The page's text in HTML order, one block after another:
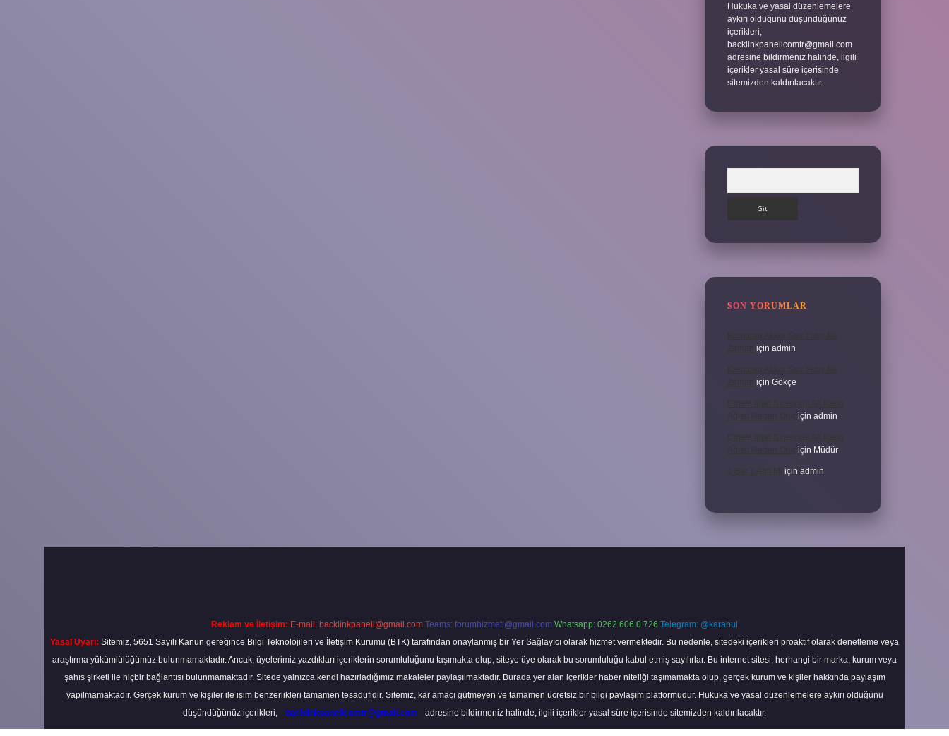
Hukuka ve yasal düzenlemelere
aykırı olduğunu düşündüğünüz
içerikleri,
backlinkpanelicomtr@gmail.com
adresine bildirmeniz halinde, ilgili
içerikler yasal süre içerisinde
sitemizden kaldırılacaktır.
SON YORUMLAR
Kamuran Akkor Sev Yeter Ne
Zaman için admin
Kamuran Akkor Sev Yeter Ne
Zaman için Gökçe
Cinsel Ilişki Sırasında Alt Karın
Ağrısı Neden Olur için admin
Cinsel Ilişki Sırasında Alt Karın
Ağrısı Neden Olur için Müdür
1 Bar 1 Atm Mi için admin
Reklam ve İletişim: E-mail: backlinkpaneli@gmail.com Teams: forumhizmeti@gmail.com Whatsapp: 0262 606 0 726 Telegram: @karabul
Yasal Uyarı: Sitemiz, 5651 Sayılı Kanun gereğince Bilgi Teknolojileri ve İletişim Kurumu (BTK) tarafından onaylanmış bir Yer Sağlayıcı olarak hizmet vermektedir. Bu nedenle, sitedeki içerikleri proaktif olarak denetleme veya
araştırma yükümlülüğümüz bulunmamaktadır. Ancak, üyelerimiz yazdıkları içeriklerin sorumluluğunu taşımakta olup, siteye üye olarak bu sorumluluğu kabul etmiş sayılırlar. Bu internet sitesi, herhangi bir marka, kurum veya
şahıs şirketi ile hiçbir bağlantısı bulunmamaktadır. Sitede yalnızca kendi hazırladığımız makaleler paylaşılmaktadır. Burada yer alan içerikler haber niteliği taşımamakta olup, gerçek kurum ve kişiler hakkında paylaşım
yapılmamaktadır. Gerçek kurum ve kişiler ile isim benzerlikleri tamamen tesadüfidir. Sitemiz, kar amacı gütmeyen ve tamamen ücretsiz bir bilgi paylaşım platformudur. Hukuka ve yasal düzenlemelere aykırı olduğunu
düşündüğünüz içerikleri,
backlinkpanelicomtr@gmail.com adresine bildirmeniz halinde, ilgili içerikler yasal süre içerisinde sitemizden kaldırılacaktır.